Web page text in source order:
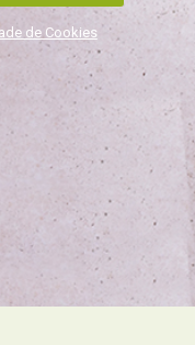
de Cookies